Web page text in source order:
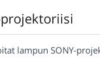
projektoriisi
lampun SONY-